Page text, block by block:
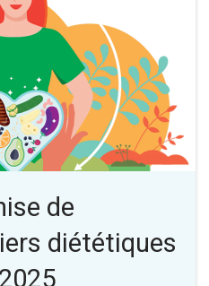
de
diététiques